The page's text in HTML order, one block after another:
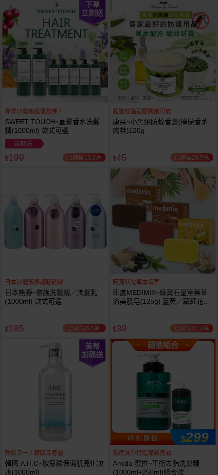
下單
立刻送
專業沙龍級超值激推！
SWEET TOUCH~直覺香水洗髮
精(1000ml) 款式可選
買就送
$199 已銷售13.3萬
超強蚊蟲剋星隨處可放
康朵~小黑絕防蚊香膏(檸檬香茅
肉桂)120g
$45 已銷售24.5萬
日本沙龍級修護輕鬆做
日本熊野~修護洗髮精／潤髮乳
(1000ml) 款式可選
$185 已銷售6.6萬
阿育吠陀草本精萃
印度MEDIMIX~綠寶石皇室藥草
浴美肌皂(125g) 薑黃／藏紅花／
$39 已銷售11.4萬
美幣
加碼送
熱銷第一！韓版青春露
韓國 A.H.C~玻尿酸保濕肌亮化妝
水(1000ml)
超值組合
即 刻 開 搶 $299
徹底洗淨打造蓬鬆亮麗
Amida 蜜拉~平衡去脂洗髮精
(1000ml+250ml)組合款